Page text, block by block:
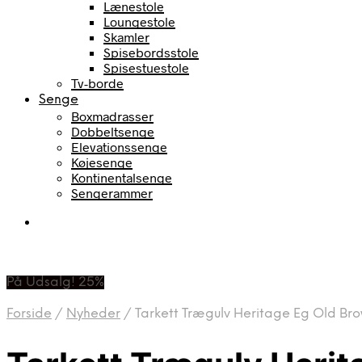
Lænestole
Loungestole
Skamler
Spisebordsstole
Spisestuestole
Tv-borde
Senge
Boxmadrasser
Dobbeltsenge
Elevationssenge
Køjesenge
Kontinentalsenge
Sengerammer
På Udsalg! 25%
Forside / Nyheder / Tarkett Trægulv Heritage Eg Old